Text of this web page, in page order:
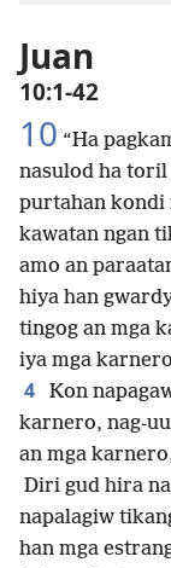
Juan
10:1-42
10 “Ha
nasulod ha toril
purtahan kondi
kawatan ngan
amo an
hiya han
tingog an mga
iya mga
4
Kon
karnero, nag-
an mga
Diri gud hira
napalagiw
han mga